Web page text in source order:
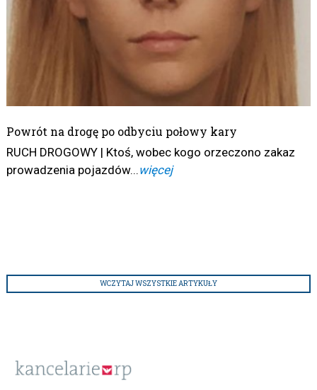
Powrót na drogę po odbyciu połowy kary
RUCH DROGOWY | Ktoś, wobec kogo orzeczono zakaz
prowadzenia pojazdów... więcej
WCZYTAJ WSZYSTKIE ARTYKUŁY